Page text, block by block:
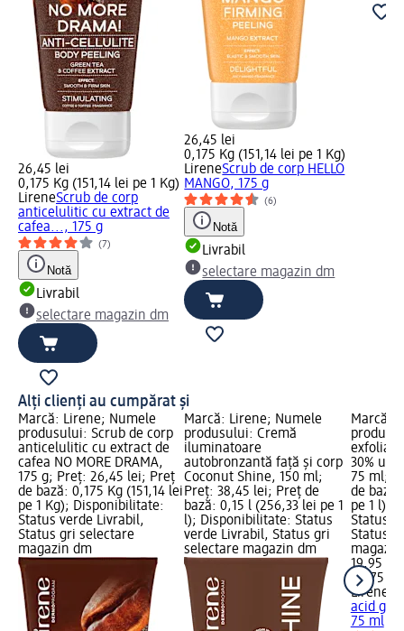
26,45 lei
0,175 Kg (151,14 lei pe 1 Kg)
LireneScrub de corp
anticelulitic cu extract de
cafea..., 175 g
(7)
Notă
Livrabil
selectare magazin dm
26,45 lei
0,175 Kg (151,14 lei pe 1 Kg)
LireneScrub de corp HELLO
MANGO, 175 g
(6)
Notă
Livrabil
selectare magazin dm
Alți clienți au cumpărat și
Marcă: Lirene; Numele
produsului: Scrub de corp
anticelulitic cu extract de
cafea NO MORE DRAMA,
175 g; Preț: 26,45 lei; Preț
de bază: 0,175 Kg (151,14 lei
pe 1 Kg); Disponibilitate:
Status verde Livrabil,
Status gri selectare
magazin dm
Marcă: Lirene; Numele
produsului: Cremă
iluminatoare
autobronzantă față și corp
Coconut Shine, 150 ml;
Preț: 38,45 lei; Preț de
bază: 0,15 l (256,33 lei pe 1
l); Disponibilitate: Status
verde Livrabil, Status gri
selectare magazin dm
Marcă:
30%
75 ml;
de
pe 1 l);
Status
Status
19,95 lei
0,075 l
Lirene
acid
75 ml